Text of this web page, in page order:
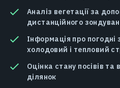
Аналіз вегетації за
дистанційного
Інформація про погодні
холодовий і тепловий
Оцінка стану посівів
ділянок